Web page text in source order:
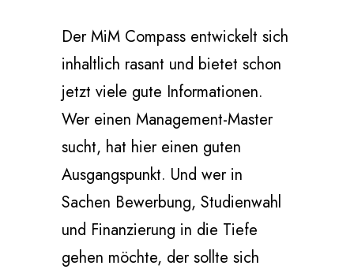
Der MiM Compass entwickelt sich
inhaltlich rasant und bietet schon
jetzt viele gute Informationen.
Wer einen Management-Master
sucht, hat hier einen guten
Ausgangspunkt. Und wer in
Sachen Bewerbung, Studienwahl
und Finanzierung in die Tiefe
gehen möchte, der sollte sich